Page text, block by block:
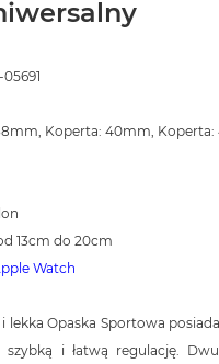
Koperta: 40mm, Koperta:
13cm do 20cm
Watch
lekka Opaska Sportowa
i łatwą regulację.